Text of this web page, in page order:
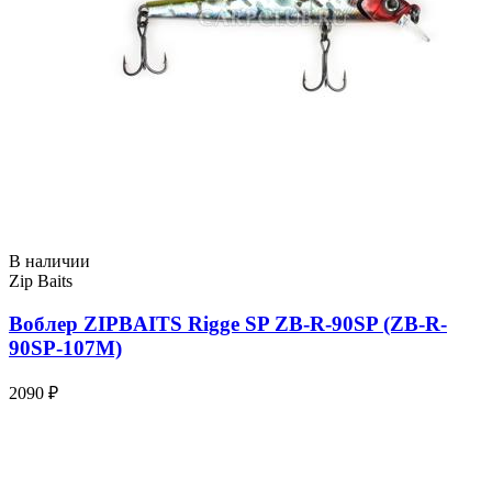
В наличии
Zip Baits
Воблер ZIPBAITS Rigge SP ZB-R-90SP (ZB-R-
90SP-107M)
2090 ₽